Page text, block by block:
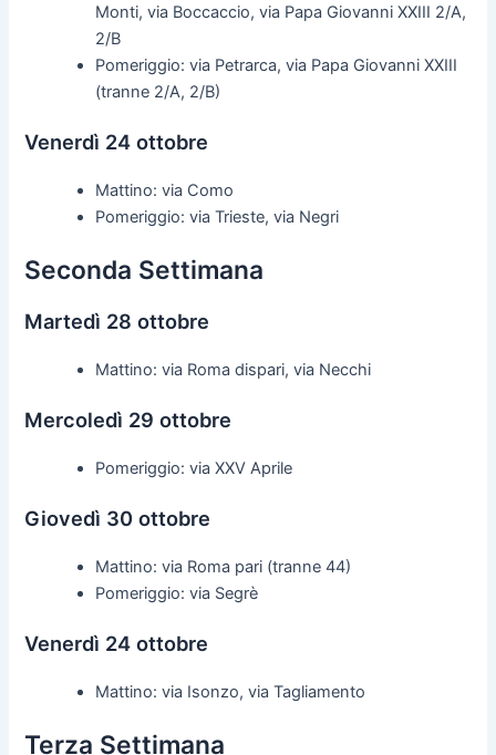
Monti, via Boccaccio, via Papa Giovanni XXIII 2/A,
2/B
Pomeriggio: via Petrarca, via Papa Giovanni XXIII
(tranne 2/A, 2/B)
Venerdì 24 ottobre
Mattino: via Como
Pomeriggio: via Trieste, via Negri
Seconda Settimana
Martedì 28 ottobre
Mattino: via Roma dispari, via Necchi
Mercoledì 29 ottobre
Pomeriggio: via XXV Aprile
Giovedì 30 ottobre
Mattino: via Roma pari (tranne 44)
Pomeriggio: via Segrè
Venerdì 24 ottobre
Mattino: via Isonzo, via Tagliamento
Terza Settimana